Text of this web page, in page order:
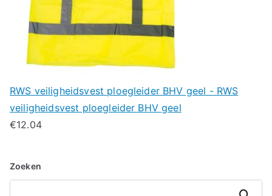
RWS veiligheidsvest ploegleider BHV geel - RWS
veiligheidsvest ploegleider BHV geel
€12.04
Zoeken